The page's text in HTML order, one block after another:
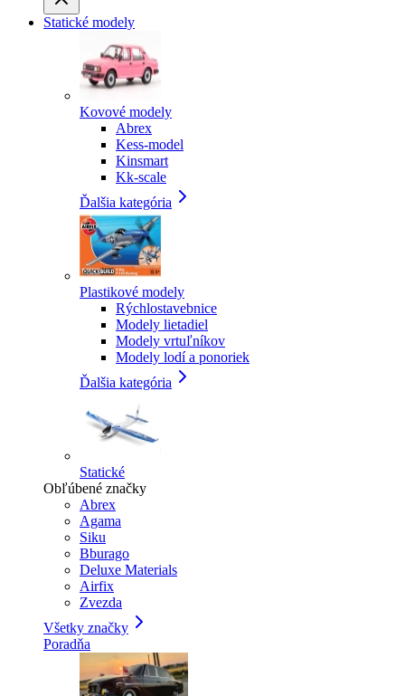
Statické modely
Kovové modely
Abrex
Kess-model
Kinsmart
Kk-scale
Ďalšia kategória
Plastikové modely
Rýchlostavebnice
Modely lietadiel
Modely vrtuľníkov
Modely lodí a ponoriek
Ďalšia kategória
Statické
Obľúbené značky
Abrex
Agama
Siku
Bburago
Deluxe Materials
Airfix
Zvezda
Všetky značky
Poradňa